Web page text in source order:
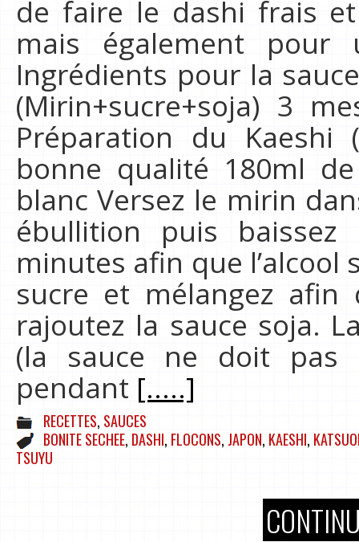
de faire le dashi frais
mais également pour
Ingrédients pour la
(Mirin+sucre+soja) 3
Préparation du
bonne qualité 180ml
blanc Versez le mirin
ébullition puis
minutes afin que l’alcool
sucre et mélangez
rajoutez la sauce soja.
(la sauce ne doit pas
pendant [.....]
RECETTES, SAUCES
BONITE SECHEE, DASHI, FLOCONS, JAPON, KAESHI,
TSUYU